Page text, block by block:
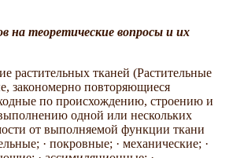
на теоретические вопросы и их
растительных тканей (Растительные
закономерно повторяющиеся
по происхождению, строению и
одной или нескольких
от выполняемой функции ткани
· покровные; · механические; ·